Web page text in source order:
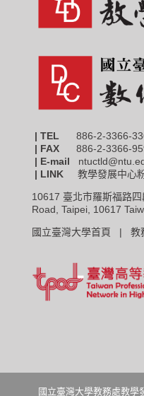
| TEL 886-2-3366-
| FAX
886-2-3366-
| E-mail
| LINK 教學發展中心
10617 臺北市羅斯福路
Road, Taipei, 10617
國立臺灣大學首頁 | 教
國立臺灣大學教務處教